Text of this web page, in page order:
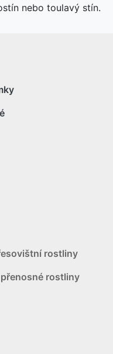
rostliny
rostliny
nebo toulavý stín.